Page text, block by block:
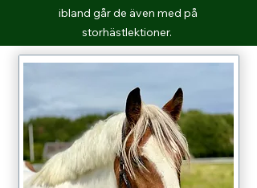
ibland går de även med på
storhästlektioner.